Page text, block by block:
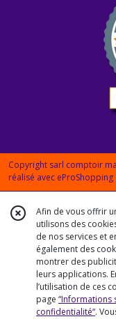
Copyright sarl comptoir
réalisé avec eProShopping
Afin de vous offrir
utilisons des
de nos services et
également des
montrer des
leurs applications.
l’utilisation de ces
page “Informations
confidentialité“.